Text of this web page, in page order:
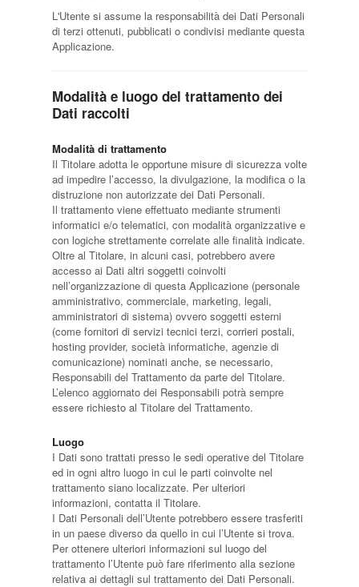
L'Utente si assume la responsabilità dei Dati Personali
di terzi ottenuti, pubblicati o condivisi mediante questa
Applicazione.
Modalità e luogo del trattamento dei
Dati raccolti
Modalità di trattamento
Il Titolare adotta le opportune misure di sicurezza volte
ad impedire l’accesso, la divulgazione, la modifica o la
distruzione non autorizzate dei Dati Personali.
Il trattamento viene effettuato mediante strumenti
informatici e/o telematici, con modalità organizzative e
con logiche strettamente correlate alle finalità indicate.
Oltre al Titolare, in alcuni casi, potrebbero avere
accesso ai Dati altri soggetti coinvolti
nell’organizzazione di questa Applicazione (personale
amministrativo, commerciale, marketing, legali,
amministratori di sistema) ovvero soggetti esterni
(come fornitori di servizi tecnici terzi, corrieri postali,
hosting provider, società informatiche, agenzie di
comunicazione) nominati anche, se necessario,
Responsabili del Trattamento da parte del Titolare.
L’elenco aggiornato dei Responsabili potrà sempre
essere richiesto al Titolare del Trattamento.
Luogo
I Dati sono trattati presso le sedi operative del Titolare
ed in ogni altro luogo in cui le parti coinvolte nel
trattamento siano localizzate. Per ulteriori
informazioni, contatta il Titolare.
I Dati Personali dell’Utente potrebbero essere trasferiti
in un paese diverso da quello in cui l’Utente si trova.
Per ottenere ulteriori informazioni sul luogo del
trattamento l’Utente può fare riferimento alla sezione
relativa ai dettagli sul trattamento dei Dati Personali.